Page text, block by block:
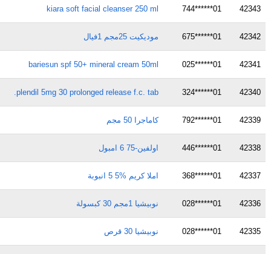
42343
01******744
kiara soft facial cleanser 250 ml
42342
01******675 موديكيت 25مجم 1فيال
42341
01******025
bariesun spf 50+ mineral cream 50ml
42340
01******324
plendil 5mg 30 prolonged release f.c. tab.
42339
01******792 كاماجرا 50 مجم
42338
01******446 اولفين-75 6 امبول
42337
01******368 املا كريم %5 5 انبوبة
42336
01******028 نوبيشيا 1مجم 30 كبسولة
42335
01******028 نوبيشيا 30 قرص